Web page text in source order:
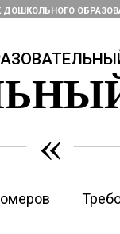
ДОШКОЛЬНОГО
«